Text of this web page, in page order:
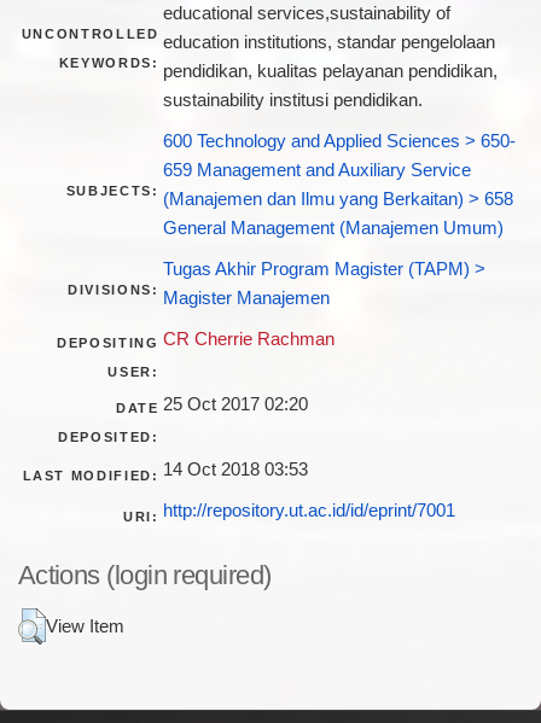
UNCONTROLLED
KEYWORDS:
educational services,sustainability of
education institutions, standar pengelolaan
pendidikan, kualitas pelayanan pendidikan,
sustainability institusi pendidikan.
SUBJECTS:
600 Technology and Applied Sciences > 650-
659 Management and Auxiliary Service
(Manajemen dan Ilmu yang Berkaitan) > 658
General Management (Manajemen Umum)
DIVISIONS:
Tugas Akhir Program Magister (TAPM) >
Magister Manajemen
DEPOSITING
USER:
CR Cherrie Rachman
DATE
DEPOSITED:
25 Oct 2017 02:20
LAST MODIFIED: 14 Oct 2018 03:53
URI: http://repository.ut.ac.id/id/eprint/7001
Actions (login required)
View Item